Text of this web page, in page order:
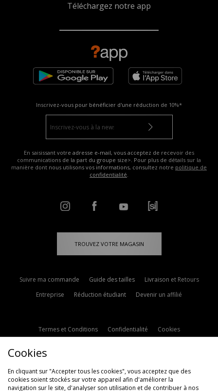
Téléchargez notre app
Inscrivez-vous pour bénéficier d'une réduction de 10%*
En saisissant votre adresse e-mail, vous acceptez de recevoir des
communications de la part du groupe size>. Pour plus de détails sur la
manière dont nous utilisons vos informations, consultez notre politique de
confidentialité.
TROUVEZ VOTRE MAGASIN
Suivre ma commande Guide des tailles
Livraison et Retours
Entreprise
Réduction étudiant Devenir un affilié
Termes et Conditions Confidentialité
Cookies
Politique d'avis en ligne
Cookies
En cliquant sur "Accepter tous les cookies", vous acceptez que des
cookies soient stockés sur votre appareil afin d'améliorer la
navigation sur le site, d'analyser son utilisation et de contribuer à nos